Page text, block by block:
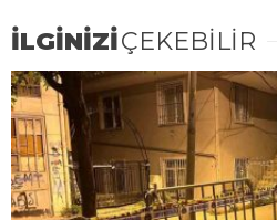
İLGİNİZİÇEKEBİLİR